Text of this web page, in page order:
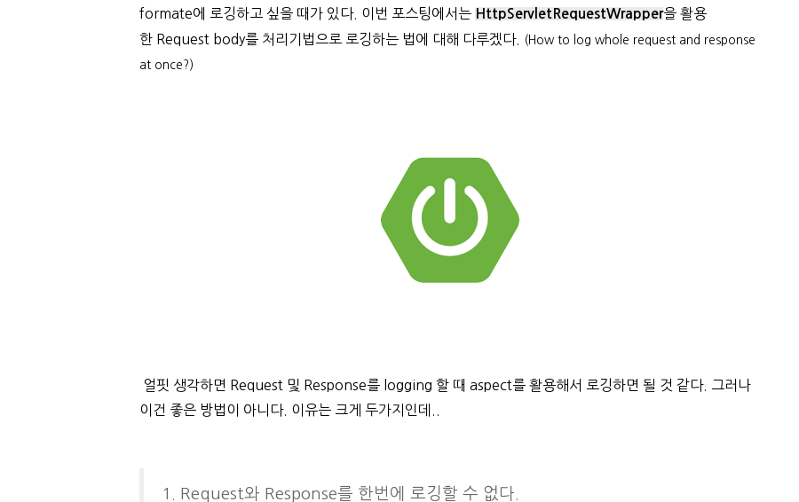
formate에 로깅하고 싶을 때가 있다. 이번 포스팅에서는 HttpServletRequestWrapper을 활용
한 Request body를 처리기법으로 로깅하는 법에 대해 다루겠다.
(How to log whole request and response
at once?)
얼핏 생각하면 Request 및 Response를 logging 할 때 aspect를 활용해서 로깅하면 될 것 같다. 그러나
이건 좋은 방법이 아니다. 이유는 크게 두가지인데..
1. Request와 Response를 한번에 로깅할 수 없다.